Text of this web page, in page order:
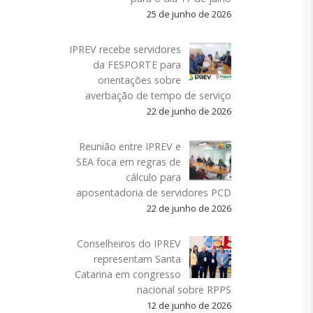
25 de junho de 2026
IPREV recebe servidores
da FESPORTE para
orientações sobre
averbação de tempo de serviço
22 de junho de 2026
Reunião entre IPREV e
SEA foca em regras de
cálculo para
aposentadoria de servidores PCD
22 de junho de 2026
Conselheiros do IPREV
representam Santa
Catarina em congresso
nacional sobre RPPS
12 de junho de 2026